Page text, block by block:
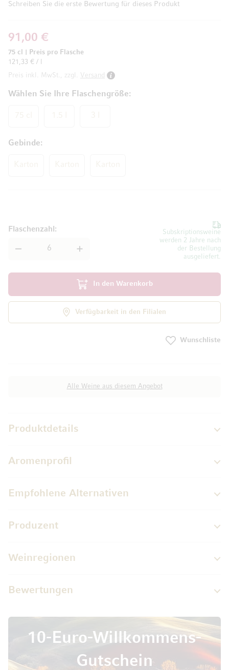
Schreiben Sie die erste Bewertung für dieses Produkt
Alle Weine aus diesem Angebot
Wählen Sie Ihre Flaschengröße
Gebinde
91,00 €
75 cl
Preis pro Flasche
121,33 € / l
Preis inkl. MwSt., zzgl.
Versand
Subskriptionsweine
werden 2 Jahre nach
der Bestellung
ausgeliefert.
Flaschenzahl
In den Warenkorb
Verfügbarkeit in den Filialen
Wunschliste
Produktdetails
Aromenprofil
Empfohlene Alternativen
Produzent
Weinregionen
Bewertungen
10-Euro-Willkommens-
Gutschein